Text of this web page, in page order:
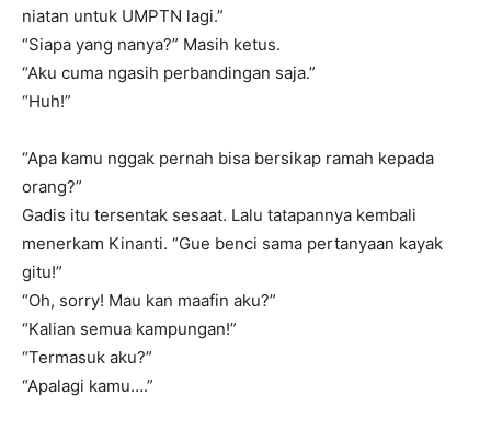
niatan untuk UMPTN lagi.”
“Siapa yang nanya?” Masih ketus.
“Aku cuma ngasih perbandingan saja.”
“Huh!”
“Apa kamu nggak pernah bisa bersikap ramah kepada
orang?”
Gadis itu tersentak sesaat. Lalu tatapannya kembali
menerkam Kinanti. “Gue benci sama pertanyaan kayak
gitu!”
“Oh, sorry! Mau kan maafin aku?”
“Kalian semua kampungan!”
“Termasuk aku?”
“Apalagi kamu….”